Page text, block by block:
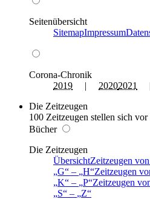
Seitenübersicht
SitemapImpressum
Corona-Chronik
2019 | 20202021
Die Zeitzeugen
100 Zeitzeugen stellen sich
Bücher
Die Zeitzeugen
ÜbersichtZeitzeugen von
G
– H Zeitzeugen
K
– P Zeitzeugen
S
–
Z